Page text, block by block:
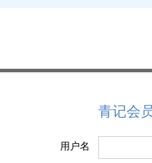
青记会
用户名